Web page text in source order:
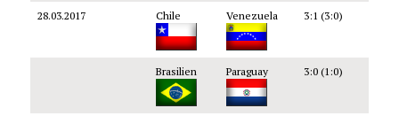
28.03.2017 Chile Venezuela 3:1 (3:0)
Brasilien Paraguay 3:0 (1:0)